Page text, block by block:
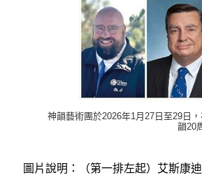
神韻藝術團於2026年1月27日至29日
韻20
圖片說明：（第一排左起）艾斯康